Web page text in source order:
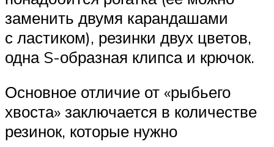
заменить двумя карандашами
с ластиком), резинки двух цветов,
одна S-образная клипса и крючок.
Основное отличие от «рыбьего
хвоста» заключается в количестве
резинок, которые нужно